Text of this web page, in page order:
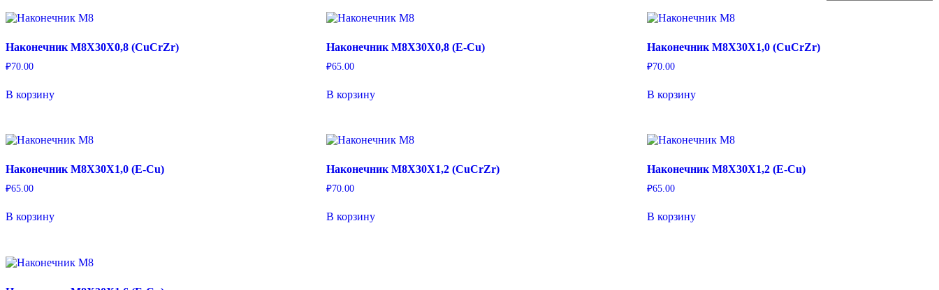
Наконечник M8X30X0,8 (CuCrZr)
₽70.00
В корзину
Наконечник M8X30X0,8 (E-Cu)
₽65.00
В корзину
Наконечник M8X30X1,0 (CuCrZr)
₽70.00
В корзину
Наконечник M8X30X1,0 (E-Cu)
₽65.00
В корзину
Наконечник M8X30X1,2 (CuCrZr)
₽70.00
В корзину
Наконечник M8X30X1,2 (E-Cu)
₽65.00
В корзину